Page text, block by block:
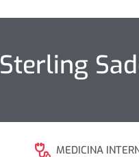
Sterling
MEDICINA